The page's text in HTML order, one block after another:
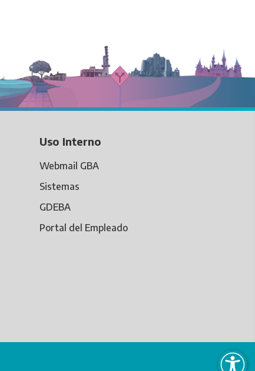
Uso Interno
Webmail GBA
Sistemas
GDEBA
Portal del Empleado